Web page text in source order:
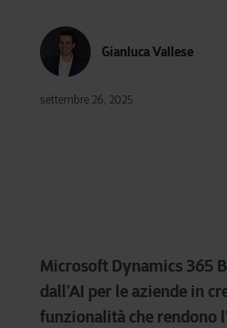
Gianluca Vallese
settembre 26, 2025
Microsoft Dynamics 365
dall’AI per le aziende in
funzionalità che rendono